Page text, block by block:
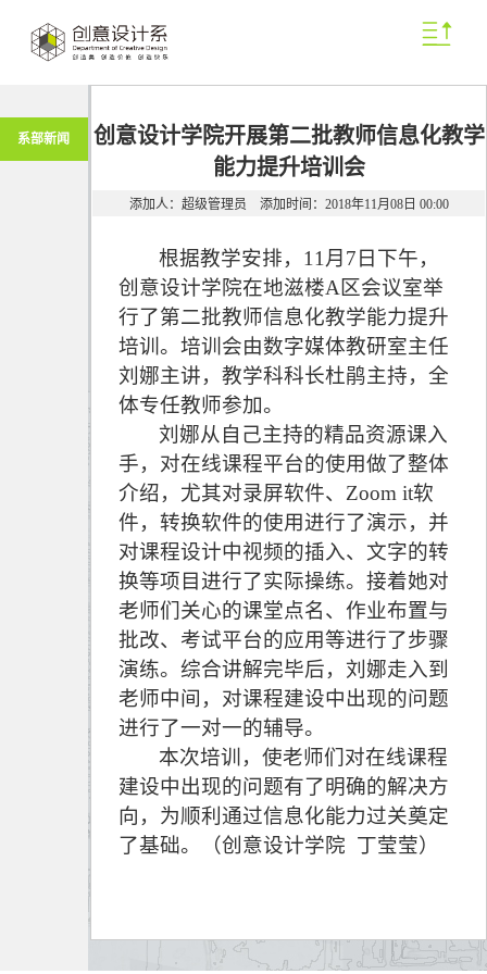
系部新闻
创意设计学院开展第二批教师信息化教学
能力提升培训会
添加人：超级管理员 添加时间：2018年11月08日 00:00
根据教学安排，11月7日下午，
创意设计学院在地滋楼A区会议室举
行了第二批教师信息化教学能力提升
培训。培训会由数字媒体教研室主任
刘娜主讲，教学科科长杜鹃主持，全
体专任教师参加。
刘娜从自己主持的精品资源课入
手，对在线课程平台的使用做了整体
介绍，尤其对录屏软件、Zoom it软
件，转换软件的使用进行了演示，并
对课程设计中视频的插入、文字的转
换等项目进行了实际操练。接着她对
老师们关心的课堂点名、作业布置与
批改、考试平台的应用等进行了步骤
演练。综合讲解完毕后，刘娜走入到
老师中间，对课程建设中出现的问题
进行了一对一的辅导。
本次培训，使老师们对在线课程
建设中出现的问题有了明确的解决方
向，为顺利通过信息化能力过关奠定
了基础。（创意设计学院 丁莹莹）